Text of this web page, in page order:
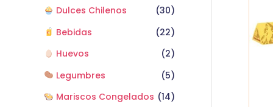
Dulces Chilenos
(30)
Bebidas
(22)
Huevos
(2)
Legumbres
(5)
Mariscos Congelados (14)